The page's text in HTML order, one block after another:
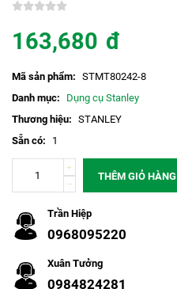
163,680 đ
Mã sản phẩm: STMT80242-8
Danh mục:
Dụng cụ Stanley
Thương hiệu: STANLEY
Sẵn có:
1
THÊM GIỎ HÀNG
Trần Hiệp
0968095220
Xuân Tưởng
0984824281